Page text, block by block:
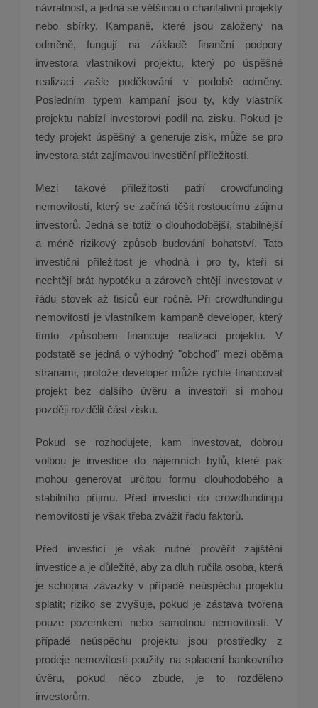
návratnost, a jedná se většinou o charitativní projekty
nebo sbírky. Kampaně, které jsou založeny na
odměně, fungují na základě finanční podpory
investora vlastníkovi projektu, který po úspěšné
realizaci zašle poděkování v podobě odměny.
Posledním typem kampaní jsou ty, kdy vlastník
projektu nabízí investorovi podíl na zisku. Pokud je
tedy projekt úspěšný a generuje zisk, může se pro
investora stát zajímavou investiční příležitostí.
Mezi takové příležitosti patří crowdfunding
nemovitostí, který se začíná těšit rostoucímu zájmu
investorů. Jedná se totiž o dlouhodobější, stabilnější
a méně rizikový způsob budování bohatství. Tato
investiční příležitost je vhodná i pro ty, kteří si
nechtějí brát hypotéku a zároveň chtějí investovat v
řádu stovek až tisíců eur ročně. Při crowdfundingu
nemovitostí je vlastníkem kampaně developer, který
tímto způsobem financuje realizaci projektu. V
podstatě se jedná o výhodný "obchod" mezi oběma
stranami, protože developer může rychle financovat
projekt bez dalšího úvěru a investoři si mohou
později rozdělit část zisku.
Pokud se rozhodujete, kam investovat, dobrou
volbou je investice do nájemních bytů, které pak
mohou generovat určitou formu dlouhodobého a
stabilního příjmu. Před investicí do crowdfundingu
nemovitostí je však třeba zvážit řadu faktorů.
Před investicí je však nutné prověřit zajištění
investice a je důležité, aby za dluh ručila osoba, která
je schopna závazky v případě neúspěchu projektu
splatit; riziko se zvyšuje, pokud je zástava tvořena
pouze pozemkem nebo samotnou nemovitostí. V
případě neúspěchu projektu jsou prostředky z
prodeje nemovitosti použity na splacení bankovního
úvěru, pokud něco zbude, je to rozděleno
investorům.